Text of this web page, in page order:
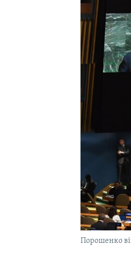
УКРАЇНСЬКА ПРОБЛЕМА КРИМУ
Порошенко